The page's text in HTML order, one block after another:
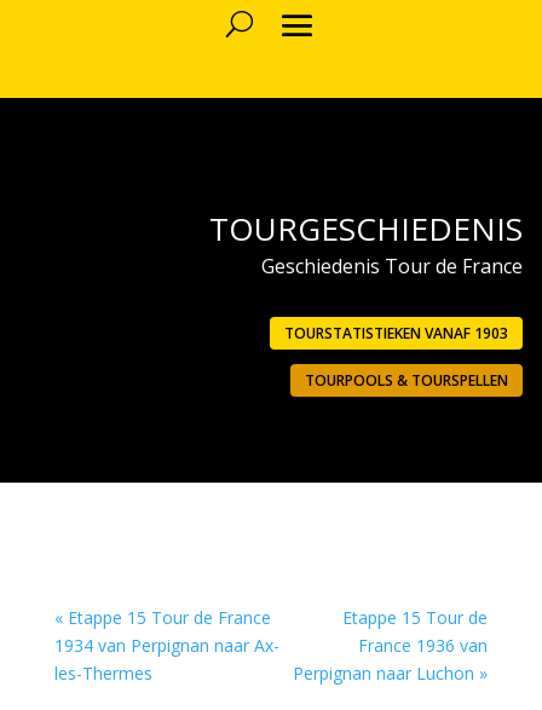
TOURGESCHIEDENIS
Geschiedenis Tour de France
TOURSTATISTIEKEN VANAF 1903
TOURPOOLS & TOURSPELLEN
« Etappe 15 Tour de France
1934 van Perpignan naar Ax-
les-Thermes
Etappe 15 Tour de
France 1936 van
Perpignan naar Luchon »